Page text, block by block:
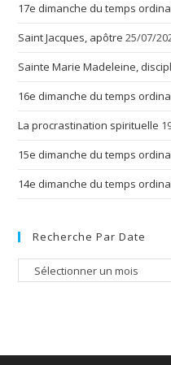
17e dimanche du temps
Saint Jacques, apôtre 25/07/
Sainte Marie Madeleine,
16e dimanche du temps
La procrastination spirituelle
15e dimanche du temps
14e dimanche du temps
Recherche Par Date
Recherche